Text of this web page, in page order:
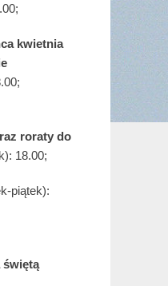
kwietnia
roraty do
18.00;
piątek):
świętą